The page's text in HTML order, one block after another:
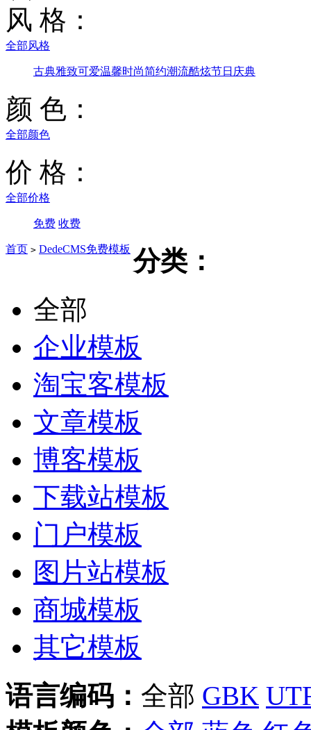
风 格：
全部风格
古典雅致可爱温馨时尚简约潮流酷炫节日庆典
颜 色：
全部颜色
价 格：
全部价格
免费 收费
首页 > DedeCMS免费模板 分类：
全部
企业模板
淘宝客模板
文章模板
博客模板
下载站模板
门户模板
图片站模板
商城模板
其它模板
语言编码： 全部 GBK